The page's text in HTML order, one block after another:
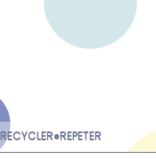
RECYCLER●REPETER